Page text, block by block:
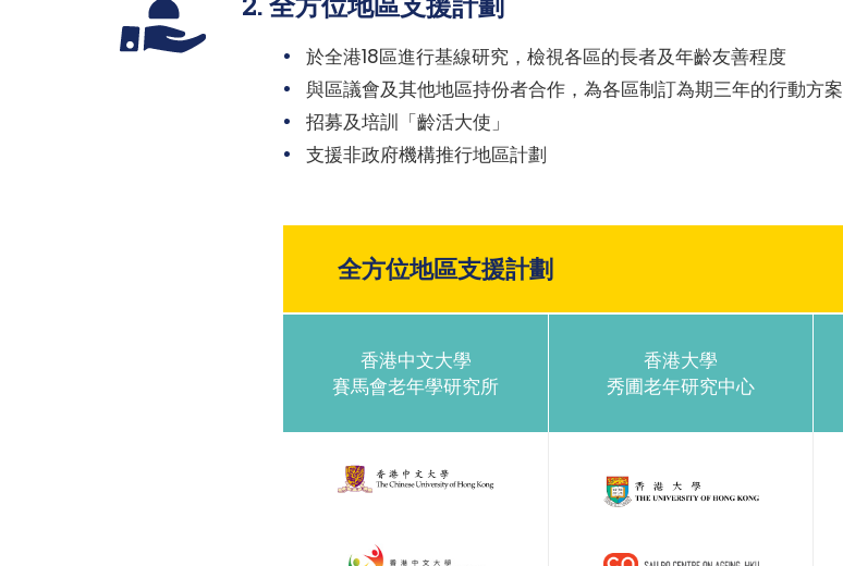
於全港18區進行基線研究，檢視各區的長者及年齡友善程度
與區議會及其他地區持份者合作，為各區制訂為期三年的行動方案
招募及培訓「齡活大使」
支援非政府機構推行地區計劃
全方位地區支援計劃
香港中文大學
賽馬會老年學研究所
香港大學
秀圃老年研究中心